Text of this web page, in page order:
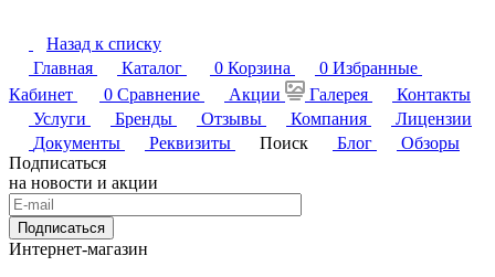
Назад к списку
Главная
Каталог 0 Корзина 0 Избранные
Кабинет
0 Сравнение Акции Галерея
Контакты
Услуги
Бренды Отзывы Компания
Лицензии
Документы
Реквизиты Поиск Блог
Обзоры
Подписаться
на новости и акции
Подписаться
Интернет-магазин